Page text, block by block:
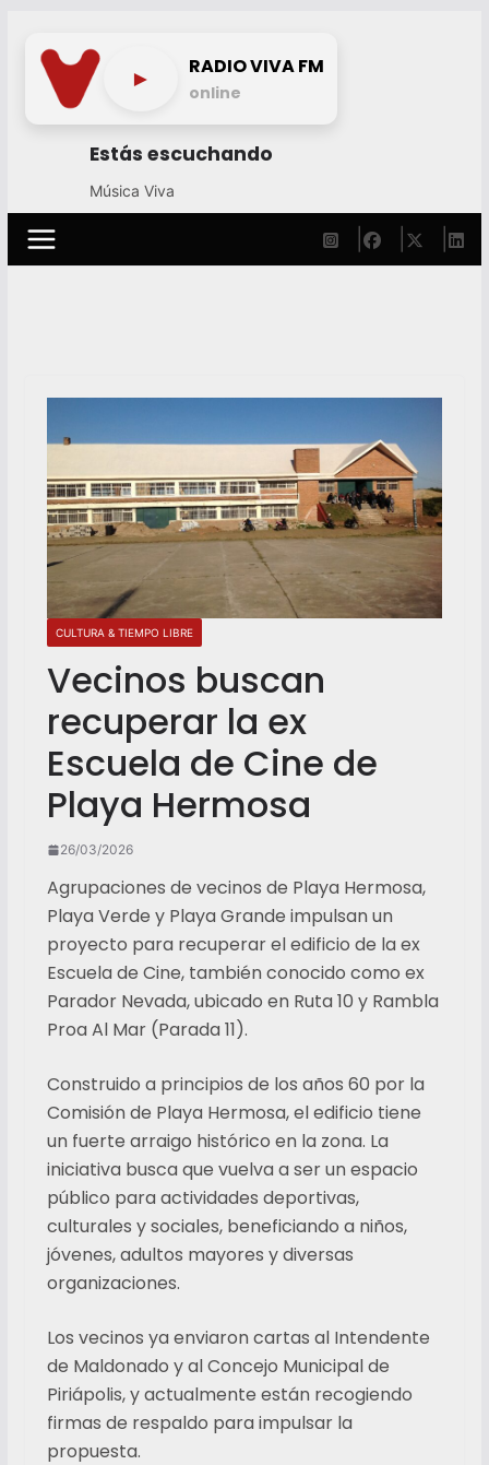
content
► RADIO VIVA FM
online
Estás escuchando
Música Viva
CULTURA & TIEMPO LIBRE
Vecinos buscan
recuperar la ex
Escuela de Cine de
Playa Hermosa
26/03/2026
Agrupaciones de vecinos de Playa Hermosa,
Playa Verde y Playa Grande impulsan un
proyecto para recuperar el edificio de la ex
Escuela de Cine, también conocido como ex
Parador Nevada, ubicado en Ruta 10 y Rambla
Proa Al Mar (Parada 11).
Construido a principios de los años 60 por la
Comisión de Playa Hermosa, el edificio tiene
un fuerte arraigo histórico en la zona. La
iniciativa busca que vuelva a ser un espacio
público para actividades deportivas,
culturales y sociales, beneficiando a niños,
jóvenes, adultos mayores y diversas
organizaciones.
Los vecinos ya enviaron cartas al Intendente
de Maldonado y al Concejo Municipal de
Piriápolis, y actualmente están recogiendo
firmas de respaldo para impulsar la
propuesta.